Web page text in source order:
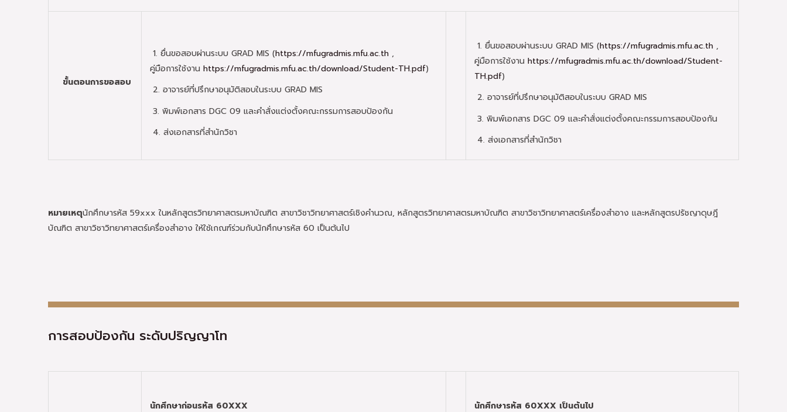
ขั้นตอนการขอสอบ
1. ยื่นขอสอบผ่านระบบ GRAD MIS (https://mfugradmis.mfu.ac.th ,
คู่มือการใช้งาน https://mfugradmis.mfu.ac.th/download/Student-TH.pdf)
2. อาจารย์ที่ปรึกษาอนุมัติสอบในระบบ GRAD MIS
3. พิมพ์เอกสาร DGC 09 และคำสั่งแต่งตั้งคณะกรรมการสอบป้องกัน
4. ส่งเอกสารที่สำนักวิชา
1. ยื่นขอสอบผ่านระบบ GRAD MIS (https://mfugradmis.mfu.ac.th ,
คู่มือการใช้งาน https://mfugradmis.mfu.ac.th/download/Student-
TH.pdf)
2. อาจารย์ที่ปรึกษาอนุมัติสอบในระบบ GRAD MIS
3. พิมพ์เอกสาร DGC 09 และคำสั่งแต่งตั้งคณะกรรมการสอบป้องกัน
4. ส่งเอกสารที่สำนักวิชา
หมายเหตุนักศึกษารหัส 59xxx ในหลักสูตรวิทยาศาสตรมหาบัณฑิต สาขาวิชาวิทยาศาสตร์เชิงคำนวณ, หลักสูตรวิทยาศาสตรมหาบัณฑิต สาขาวิชาวิทยาศาสตร์เครื่องสำอาง และหลักสูตรปรัชญาดุษฎี
บัณฑิต สาขาวิชาวิทยาศาสตร์เครื่องสำอาง ให้ใช้เกณฑ์ร่วมกับนักศึกษารหัส 60 เป็นต้นไป
การสอบป้องกัน ระดับปริญญาโท
นักศึกษาก่อนรหัส 60XXX นักศึกษารหัส 60XXX เป็นต้นไป